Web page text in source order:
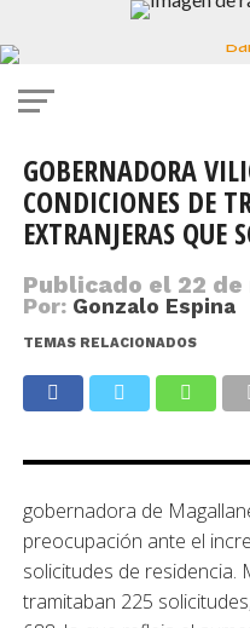
GOBERNADORA
CONDICIONES DE
EXTRANJERAS QUE
Publicado el 22 de
Por: Gonzalo Espina
TEMAS RELACIONADOS
gobernadora de
preocupación ante el
solicitudes de residencia.
tramitaban 225